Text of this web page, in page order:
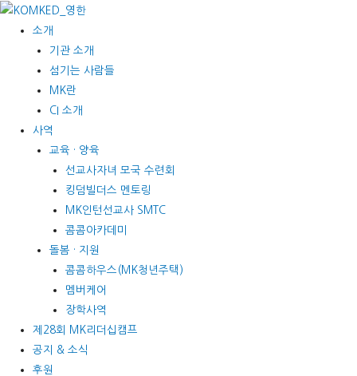
콘텐츠로
건너뛰기소개
기관 소개
섬기는 사람들
MK란
CI 소개
사역
교육 · 양육
선교사자녀 모국 수련회
킹덤빌더스 멘토링
MK인턴선교사 SMTC
콤콤아카데미
돌봄 · 지원
콤콤하우스(MK청년주택)
멤버케어
장학사역
제28회 MK리더십캠프
공지 & 소식
후원